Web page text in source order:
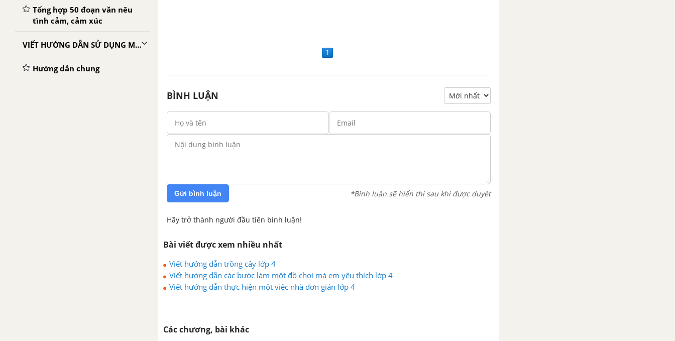
Tổng hợp 50 đoạn văn nêu
tình cảm, cảm xúc
VIẾT HƯỚNG DẪN SỬ DỤNG MỘT SẢN PHẨM
Hướng dẫn chung
1
BÌNH LUẬN
Gửi bình luận *Bình luận sẽ hiển thị sau khi được duyệt
Hãy trở thành người đầu tiên bình luận!
Bài viết được xem nhiều nhất
Viết hướng dẫn trồng cây lớp 4
Viết hướng dẫn các bước làm một đồ chơi mà em yêu thích lớp 4
Viết hướng dẫn thực hiện một việc nhà đơn giản lớp 4
Các chương, bài khác